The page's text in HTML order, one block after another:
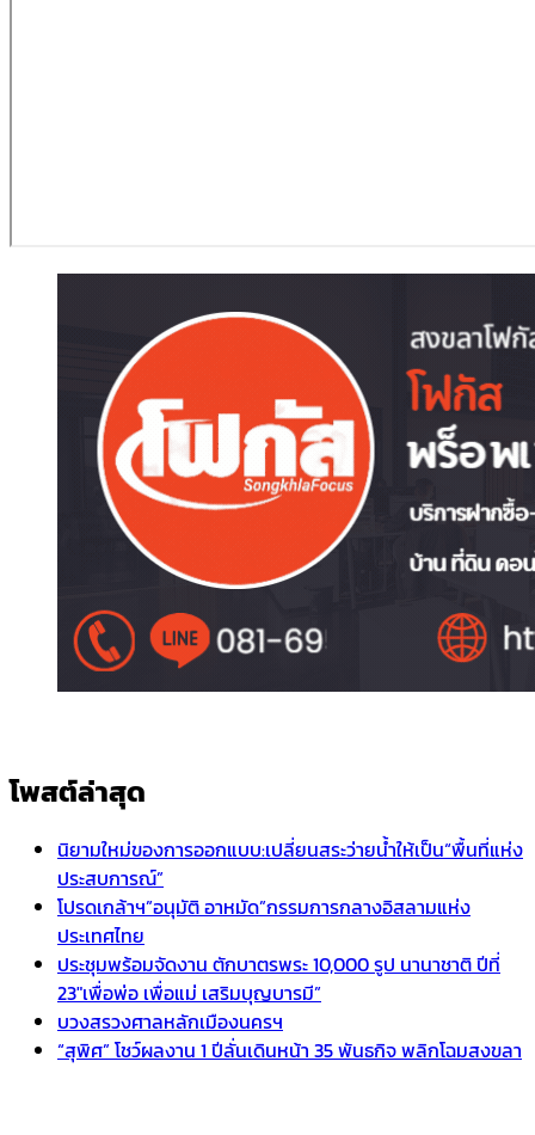
โพสต์ล่าสุด
นิยามใหม่ของการออกแบบ:เปลี่ยนสระว่ายน้ำให้เป็น“พื้นที่แห่ง
ประสบการณ์”
โปรดเกล้าฯ”อนุมัติ อาหมัด”กรรมการกลางอิสลามแห่ง
ประเทศไทย
ประชุมพร้อมจัดงาน ตักบาตรพระ 10,000 รูป นานาชาติ ปีที่
23″เพื่อพ่อ เพื่อแม่ เสริมบุญบารมี”
บวงสรวงศาลหลักเมืองนครฯ
“สุพิศ” โชว์ผลงาน 1 ปีลั่นเดินหน้า 35 พันธกิจ พลิกโฉมสงขลา